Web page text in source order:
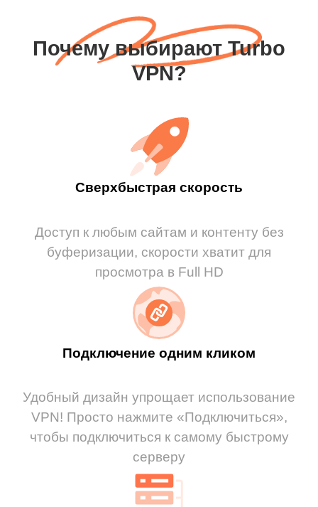
Почему выбирают Turbo
VPN?
Сверхбыстрая скорость
Доступ к любым сайтам и контенту без
буферизации, скорости хватит для
просмотра в Full HD
Подключение одним кликом
Удобный дизайн упрощает использование
VPN! Просто нажмите «Подключиться»,
чтобы подключиться к самому быстрому
серверу